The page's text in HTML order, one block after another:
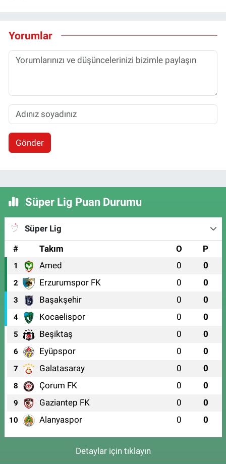
Yorumlar
Gönder
Süper Lig Puan Durumu
Süper Lig
#
Takım O P
1 Amed 0 0
2 Erzurumspor FK 0 0
3 Başakşehir 0 0
4 Kocaelispor 0 0
5 Beşiktaş 0 0
6 Eyüpspor 0 0
7 Galatasaray 0 0
8 Çorum FK 0 0
9 Gaziantep FK 0 0
10 Alanyaspor 0 0
Detaylar için tıklayın